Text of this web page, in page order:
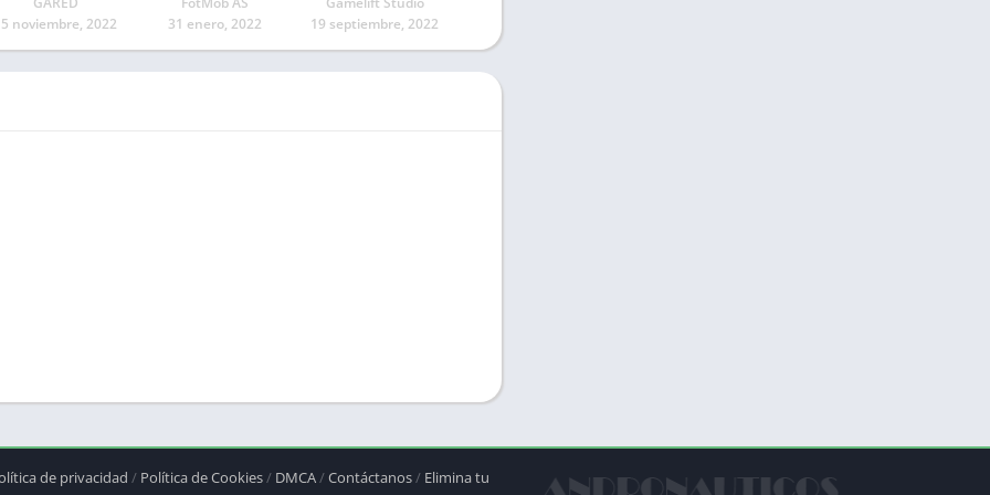
noviembre, 2022
31 enero, 2022
19 septiembre, 2022
de privacidad / Política de Cookies/ DMCA/Contáctanos/ Elimina tu